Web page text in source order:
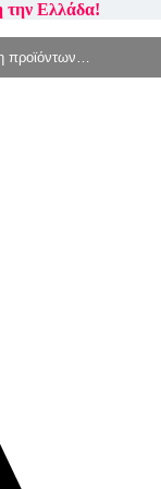
την Ελλάδα!